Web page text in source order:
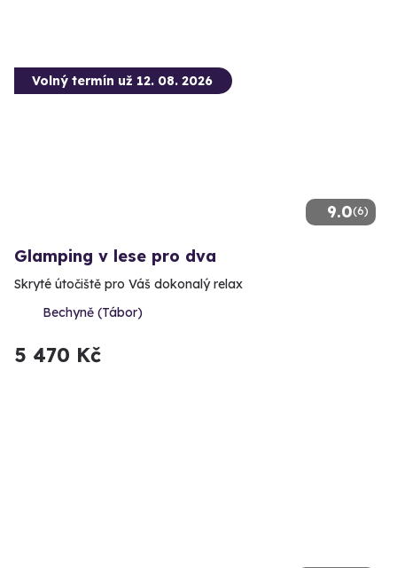
9.0(6)
Volný termín už 12. 08. 2026
Glamping v lese pro dva
Skryté útočiště pro Váš dokonalý relax
Bechyně (Tábor)
5 470 Kč